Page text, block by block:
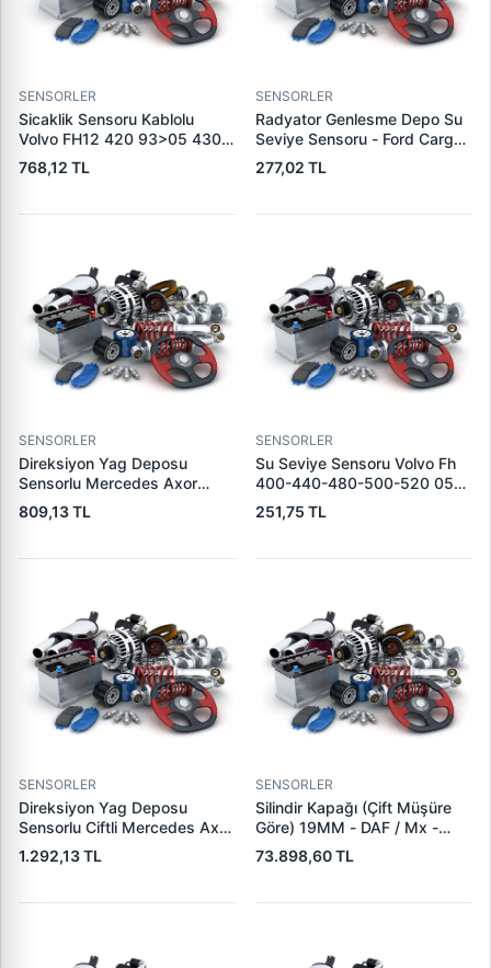
SENSORLER
Sicaklik Sensoru Kablolu
Volvo FH12 420 93>05 430
01>05 460 98> Fm 05>
FM12 420-460 98>08 FM9
702038 | OEM 20576614
768,12 TL
SENSORLER
Radyator Genlesme Depo Su
Seviye Sensoru - Ford Cargo /
1838-4136-2533-4142 Euro
6 / Astra G 98>10 |
CC46 8B397 AC CC46
277,02 TL
SENSORLER
Direksiyon Yag Deposu
Sensorlu Mercedes Axor
Actros | DS DSA-101S | OEM
0004668502 A0004668502
809,13 TL
SENSORLER
Su Seviye Sensoru Volvo Fh
400-440-480-500-520 05>
420-460-540 09> Fh 2 12>
FH12 420 93>05 430 01>05
93>02 540-550-610 03>
251,75 TL
SENSORLER
Direksiyon Yag Deposu
Sensorlu Ciftli Mercedes Axor
4140 | DS DSB-100S | OEM
0004667602 0004668602
1.292,13 TL
SENSORLER
Silindir Kapağı (Çift Müşüre
Göre) 19MM - DAF / Mx -
XF105 Paccar Euro 5 | AHEN
C16701301 | OEM 2145548
73.898,60 TL